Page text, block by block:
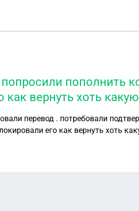
пополнить
вернуть хоть
перевод . потребовали
его как вернуть хоть